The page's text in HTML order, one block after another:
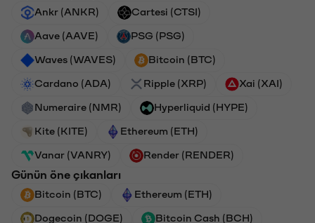
Ankr (ANKR) Cartesi (CTSI)
Aave (AAVE) PSG (PSG)
Waves (WAVES) Bitcoin (BTC)
Cardano (ADA) Ripple (XRP) Xai (XAI)
Numeraire (NMR) Hyperliquid (HYPE)
Kite (KITE) Ethereum (ETH)
Vanar (VANRY) Render (RENDER)
Günün öne çıkanları
Bitcoin (BTC) Ethereum (ETH)
Dogecoin (DOGE) Bitcoin Cash (BCH)